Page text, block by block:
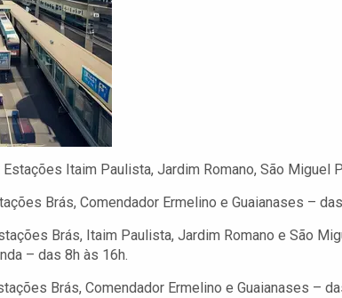
Estações Itaim Paulista, Jardim Romano, São Miguel
Brás, Comendador Ermelino e Guaianases –
Brás, Itaim Paulista, Jardim Romano e São
– das 8h às 16h.
Brás, Comendador Ermelino e Guaianases –